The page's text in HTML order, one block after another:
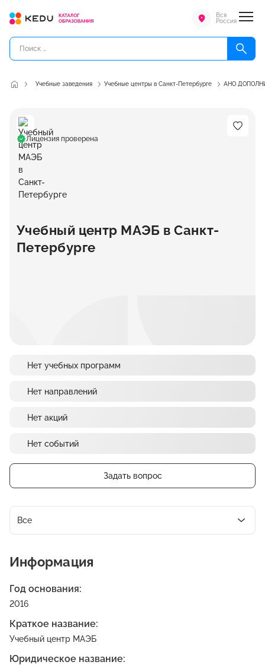
Вся
Россия
Учебные заведения Учебные центры в Санкт-Петербурге АНО
Лицензия проверена
Учебный центр МАЭБ в Санкт-
Петербурге
Нет учебных программ
Нет направлений
Нет акций
Нет событий
Задать вопрос
Все
Информация
Год основания:
2016
Краткое название:
Учебный центр МАЭБ
Юридическое название: